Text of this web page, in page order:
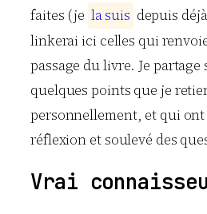
faites (je lasuis depuis
linkerai ici celles qui
passage du livre. Je
quelques points que je
personnellement, et qui
réflexion et soulevé des
Vrai